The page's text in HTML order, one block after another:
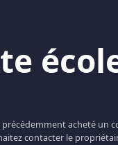
précédemment acheté un
contacter le